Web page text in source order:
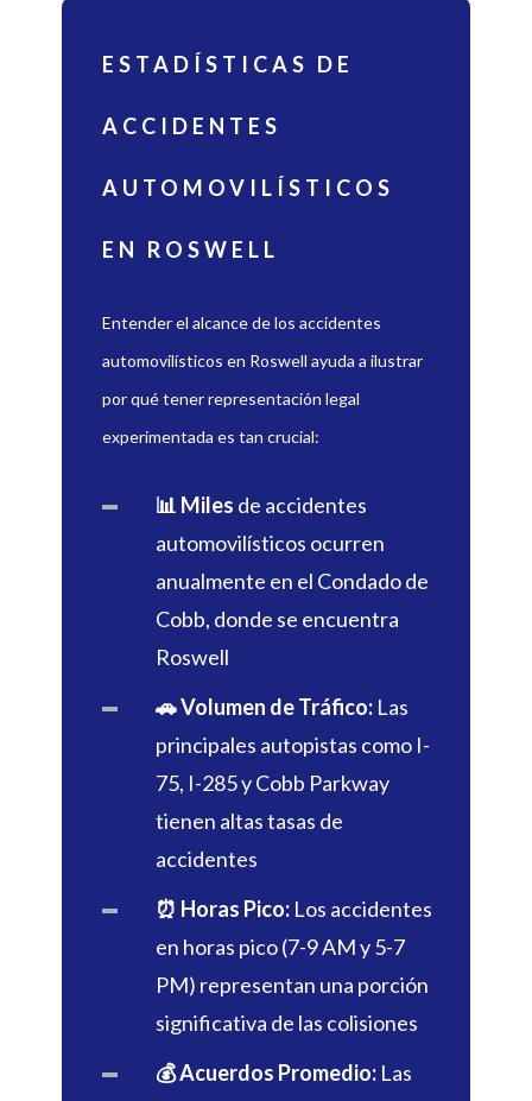
ESTADÍSTICAS DE
ACCIDENTES
AUTOMOVILÍSTICOS
EN ROSWELL
Entender el alcance de los accidentes
automovilísticos en Roswell ayuda a ilustrar
por qué tener representación legal
experimentada es tan crucial:
📊 Miles de accidentes
automovilísticos ocurren
anualmente en el Condado de
Cobb, donde se encuentra
Roswell
🚗 Volumen de Tráfico: Las
principales autopistas como I-
75, I-285 y Cobb Parkway
tienen altas tasas de
accidentes
⏰ Horas Pico: Los accidentes
en horas pico (7-9 AM y 5-7
PM) representan una porción
significativa de las colisiones
💰 Acuerdos Promedio: Las